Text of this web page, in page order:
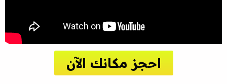
احجز مكانك الآن